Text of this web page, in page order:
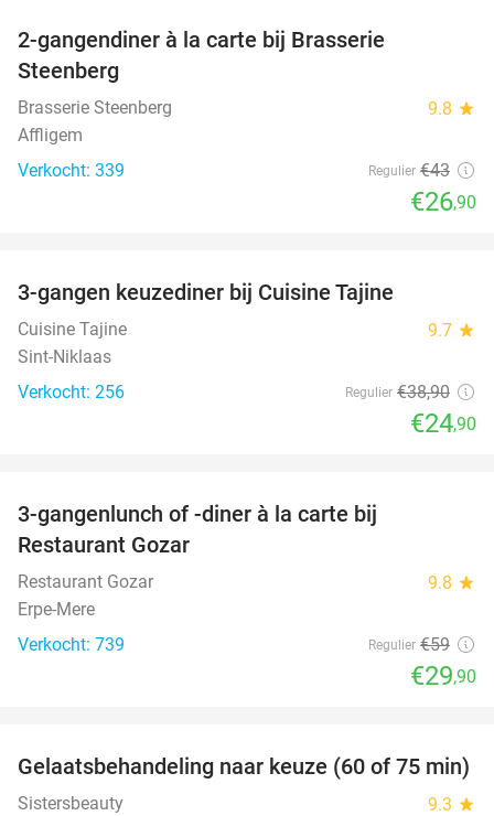
2-gangendiner à la carte bij Brasserie
Steenberg
Brasserie Steenberg 9.8 star
Affligem
Verkocht: 339
Regulier €43
€26,90
3-gangen keuzediner bij Cuisine Tajine
Cuisine Tajine 9.7 star
Sint-Niklaas
Verkocht: 256
Regulier €38,90
€24,90
3-gangenlunch of -diner à la carte bij
Restaurant Gozar
Restaurant Gozar 9.8 star
Erpe-Mere
Verkocht: 739
Regulier €59
€29,90
66%
Gelaatsbehandeling naar keuze (60 of 75 min)
Sistersbeauty 9.3 star